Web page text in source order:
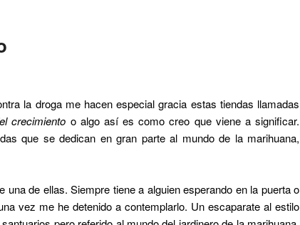
la droga me hacen especial gracia estas tiendas llamadas
crecimiento o algo así es como creo que viene a significar.
que se dedican en gran parte al mundo de la marihuana,
una de ellas. Siempre tiene a alguien esperando en la puerta o
vez me he detenido a contemplarlo. Un escaparate al estilo